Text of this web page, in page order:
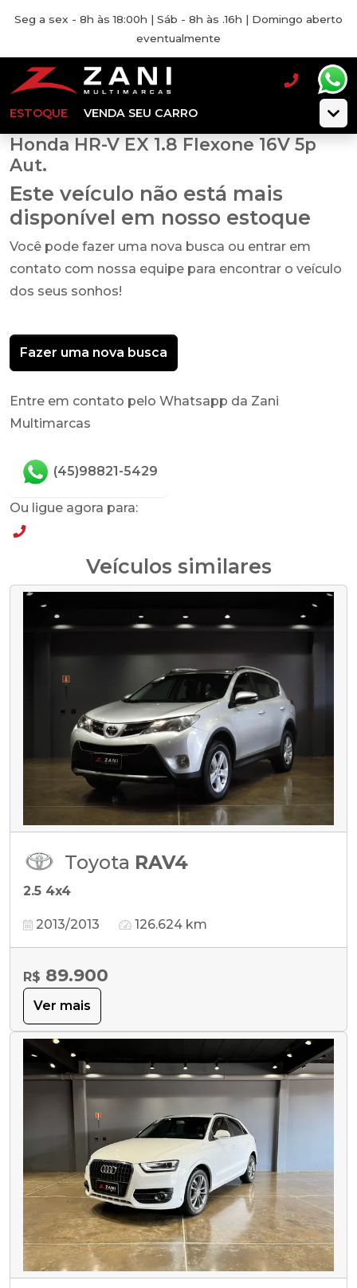
Seg a sex - 8h às 18:00h | Sáb - 8h às .16h | Domingo aberto
eventualmente
ESTOQUE VENDA SEU CARRO
Honda HR-V EX 1.8 Flexone 16V 5p
Aut.
Este veículo não está mais
disponível em nosso estoque
Você pode fazer uma nova busca ou entrar em
contato com nossa equipe para encontrar o veículo
dos seus sonhos!
Fazer uma nova busca
Entre em contato pelo Whatsapp da Zani
Multimarcas
(45)98821-5429
Ou ligue agora para:
Veículos similares
Toyota RAV4
2.5 4x4
2013/2013 126.624 km
R$ 89.900
Ver mais